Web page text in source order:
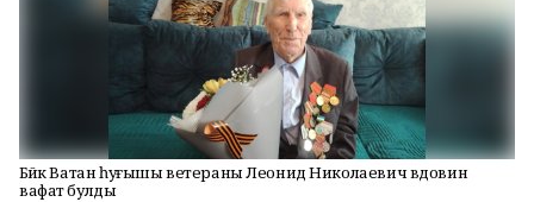
Бөйөк Ватан һуғышы ветераны Леонид Николаевич вдовин
вафат булды